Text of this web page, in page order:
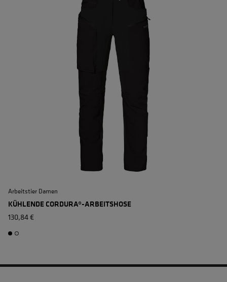
Arbeitstier Damen
KÜHLENDE CORDURA®-ARBEITSHOSE
130,84 €